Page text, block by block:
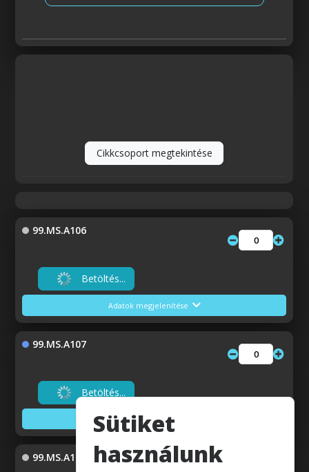
Cikkcsoport megtekintése
99.MS.A106
Betöltés...
Adatok megjelenítése
99.MS.A107
Betöltés...
Adatok megjelenítése
99.MS.A108
Sütiket
használunk